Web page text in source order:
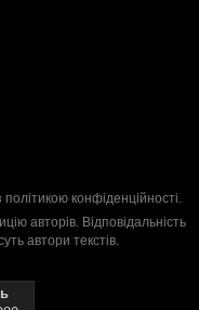
політикою конфіденційності.
авторів. Відповідальність
автори текстів.